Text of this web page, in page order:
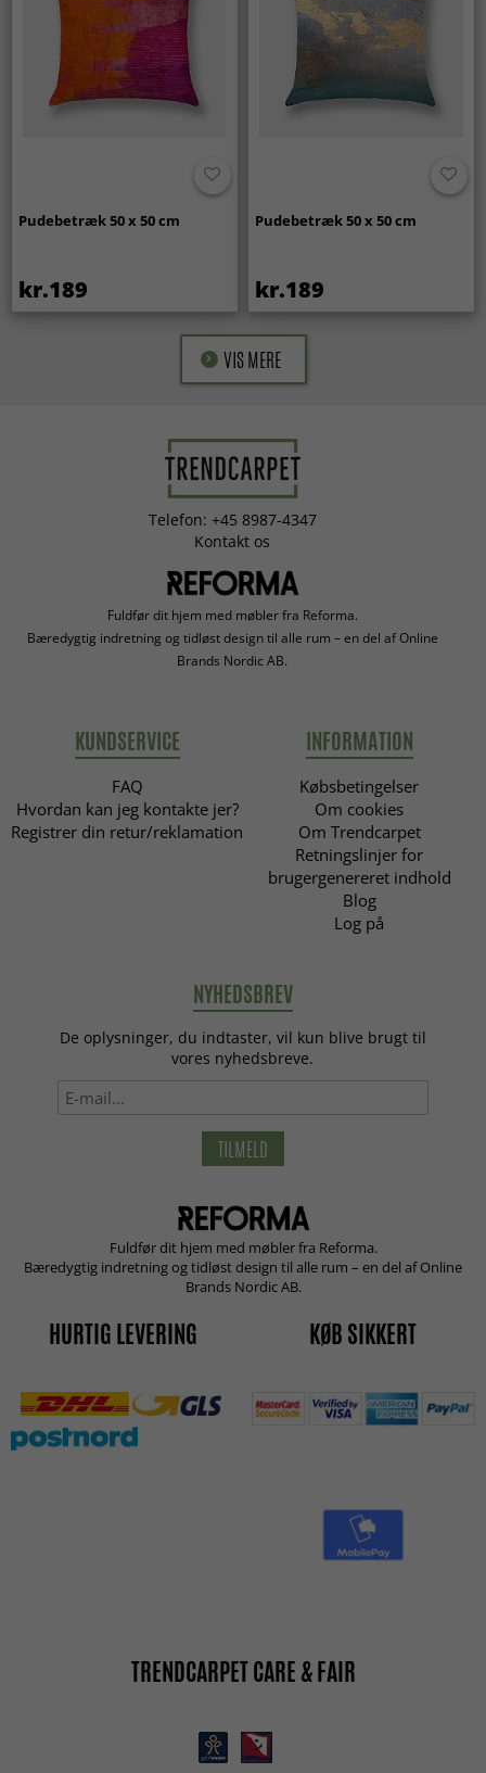
Pudebetræk 50 x 50 cm
kr.189
Pudebetræk 50 x 50 cm
kr.189
VIS MERE
Telefon: +45 8987-4347
Kontakt os
Fuldfør dit hjem med møbler fra Reforma.
Bæredygtig indretning og tidløst design til alle rum – en del af Online
Brands Nordic AB.
KUNDSERVICE
FAQ
Hvordan kan jeg kontakte jer?
Registrer din retur/reklamation
INFORMATION
Købsbetingelser
Om cookies
Om Trendcarpet
Retningslinjer for
brugergenereret indhold
Blog
Log på
NYHEDSBREV
De oplysninger, du indtaster, vil kun blive brugt til
vores nyhedsbreve.
TILMELD
Fuldfør dit hjem med møbler fra Reforma.
Bæredygtig indretning og tidløst design til alle rum – en del af Online
Brands Nordic AB.
HURTIG LEVERING KØB SIKKERT
TRENDCARPET CARE & FAIR